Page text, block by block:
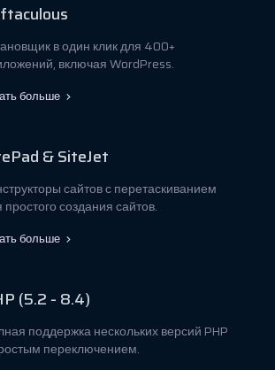
в один клик для 400+
включая WordPress.
больше
& SiteJet
сайтов с перетаскиванием
простого создания сайтов.
больше
(5.2 - 8.4)
поддержка нескольких версий PHP
переключением.